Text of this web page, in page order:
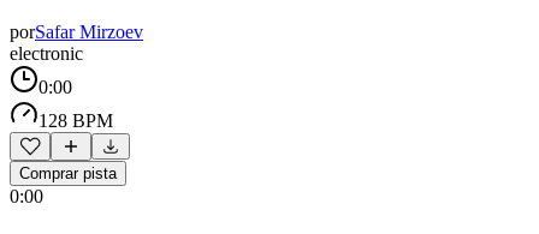
porSafar Mirzoev
electronic
0:00
128 BPM
Comprar pista
0:00